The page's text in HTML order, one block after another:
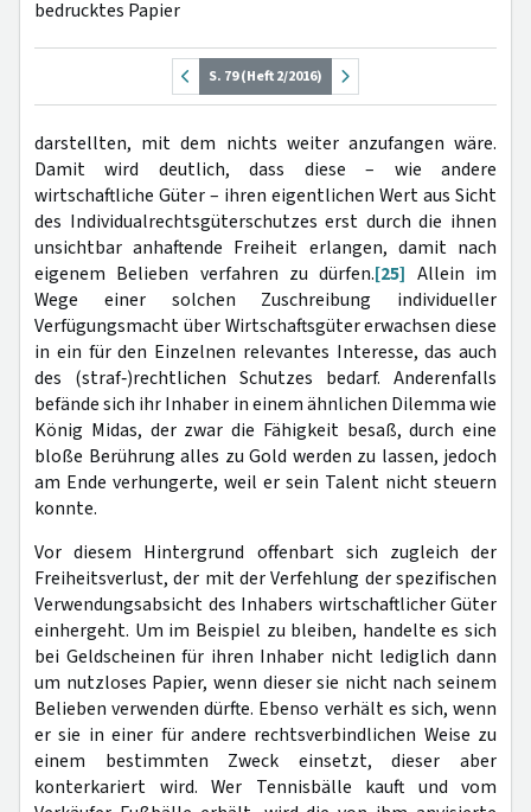
bedrucktes Papier
S. 79 (Heft 2/2016)
darstellten, mit dem nichts weiter anzufangen wäre.
Damit wird deutlich, dass diese – wie andere
wirtschaftliche Güter – ihren eigentlichen Wert aus Sicht
des Individualrechtsgüterschutzes erst durch die ihnen
unsichtbar anhaftende Freiheit erlangen, damit nach
eigenem Belieben verfahren zu dürfen.[25] Allein im
Wege einer solchen Zuschreibung individueller
Verfügungsmacht über Wirtschaftsgüter erwachsen diese
in ein für den Einzelnen relevantes Interesse, das auch
des (straf‑)rechtlichen Schutzes bedarf. Anderenfalls
befände sich ihr Inhaber in einem ähnlichen Dilemma wie
König Midas, der zwar die Fähigkeit besaß, durch eine
bloße Berührung alles zu Gold werden zu lassen, jedoch
am Ende verhungerte, weil er sein Talent nicht steuern
konnte.
Vor diesem Hintergrund offenbart sich zugleich der
Freiheitsverlust, der mit der Verfehlung der spezifischen
Verwendungsabsicht des Inhabers wirtschaftlicher Güter
einhergeht. Um im Beispiel zu bleiben, handelte es sich
bei Geldscheinen für ihren Inhaber nicht lediglich dann
um nutzloses Papier, wenn dieser sie nicht nach seinem
Belieben verwenden dürfte. Ebenso verhält es sich, wenn
er sie in einer für andere rechtsverbindlichen Weise zu
einem bestimmten Zweck einsetzt, dieser aber
konterkariert wird. Wer Tennisbälle kauft und vom